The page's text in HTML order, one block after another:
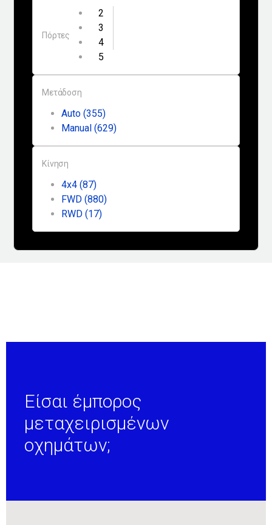
Πόρτες
2
3
4
5
Μετάδοση
Auto (355)
Manual (629)
Κίνηση
4x4 (87)
FWD (880)
RWD (17)
Είσαι έμπορος
μεταχειρισμένων
οχημάτων;